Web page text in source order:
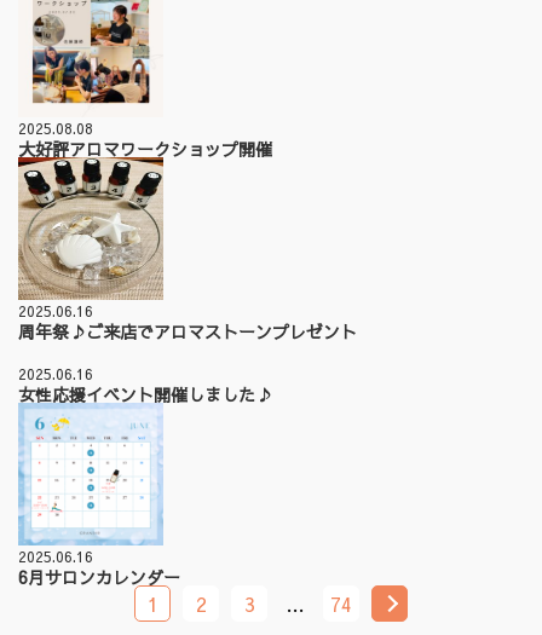
2025.08.08
大好評アロマワークショップ開催
2025.06.16
周年祭♪ご来店でアロマストーンプレゼント
2025.06.16
女性応援イベント開催しました♪
2025.06.16
6月サロンカレンダー
1 2 3 … 74